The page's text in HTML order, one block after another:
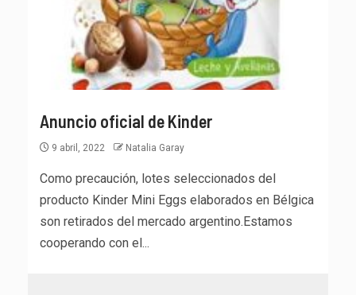
Anuncio oficial de Kinder
9 abril, 2022 Natalia Garay
Como precaución, lotes seleccionados del
producto Kinder Mini Eggs elaborados en Bélgica
son retirados del mercado argentino.Estamos
cooperando con el...